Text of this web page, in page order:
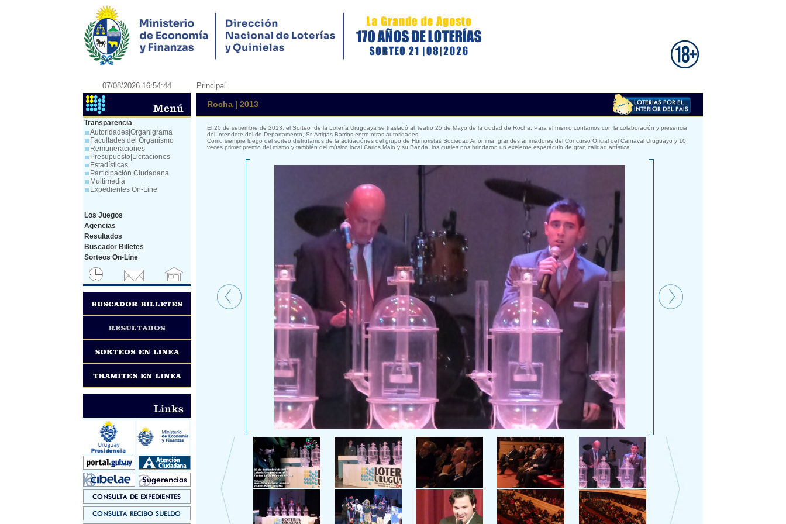
07/08/2026 16:54:44 Principal
Transparencia
Autoridades|Organigrama
Facultades del Organismo
Remuneraciones
Presupuesto|Licitaciones
Estadísticas
Participación Ciudadana
Multimedia
Expedientes On-Line
Los Juegos
Agencias
Resultados
Buscador Billetes
Sorteos On-Line
Rocha | 2013
El 20 de setiembre de 2013, el Sorteo de la Lotería Uruguaya se trasladó al Teatro 25 de Mayo de la ciudad de Rocha. Para el mismo contamos con la colaboración y presencia
del Intendete del de Departamento, Sr. Artigas Barrios entre otras autoridades.
Como siempre luego del sorteo disfrutamos de la actuaciónes del grupo de Humoristas Sociedad Anónima, grandes animadores del Concurso Oficial del Carnaval Uruguayo y 10
veces primer premio del mismo y también del músico local Carlos Malo y su Banda, los cuales nos brindaron un exelente espetáculo de gran calidad artística.